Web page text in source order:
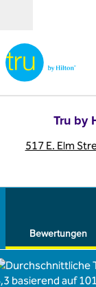
Tru by
517 E. Elm
Bewertungen